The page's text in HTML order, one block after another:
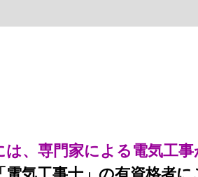
は、専門家による電気工